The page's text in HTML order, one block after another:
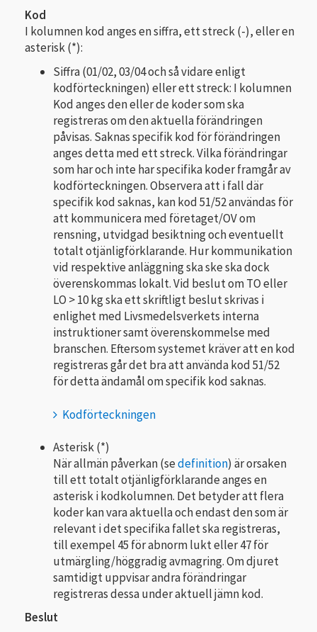
Kod
I kolumnen kod anges en siffra, ett streck (-), eller en
asterisk (*):
Siffra (01/02, 03/04 och så vidare enligt
kodförteckningen) eller ett streck: I kolumnen
Kod anges den eller de koder som ska
registreras om den aktuella förändringen
påvisas. Saknas specifik kod för förändringen
anges detta med ett streck. Vilka förändringar
som har och inte har specifika koder framgår av
kodförteckningen. Observera att i fall där
specifik kod saknas, kan kod 51/52 användas för
att kommunicera med företaget/OV om
rensning, utvidgad besiktning och eventuellt
totalt otjänligförklarande. Hur kommunikation
vid respektive anläggning ska ske ska dock
överenskommas lokalt. Vid beslut om TO eller
LO > 10 kg ska ett skriftligt beslut skrivas i
enlighet med Livsmedelsverkets interna
instruktioner samt överenskommelse med
branschen. Eftersom systemet kräver att en kod
registreras går det bra att använda kod 51/52
för detta ändamål om specifik kod saknas.
Kodförteckningen
Asterisk (*)
När allmän påverkan (sedefinition) är orsaken
till ett totalt otjänligförklarande anges en
asterisk i kodkolumnen. Det betyder att flera
koder kan vara aktuella och endast den som är
relevant i det specifika fallet ska registreras,
till exempel 45 för abnorm lukt eller 47 för
utmärgling/höggradig avmagring. Om djuret
samtidigt uppvisar andra förändringar
registreras dessa under aktuell jämn kod.
Beslut